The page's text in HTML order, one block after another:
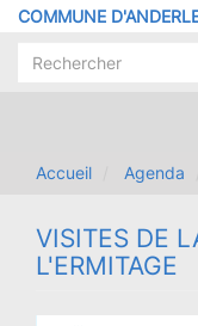
Aller
contenu
COMMUNE
Accueil
Agenda
VISITES DE
L'ERMITAGE